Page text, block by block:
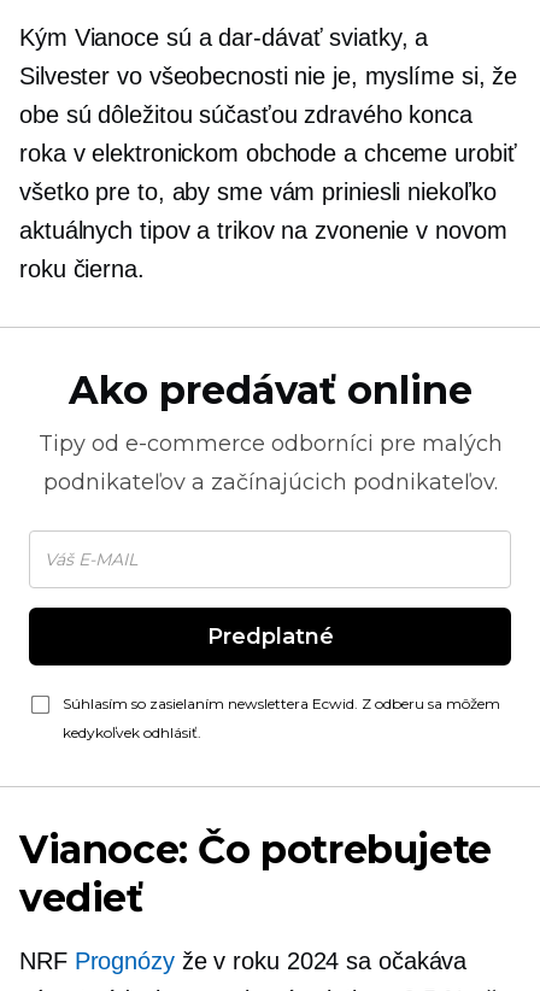
Kým Vianoce sú adar-dávaťsviatky, a
Silvester vo všeobecnosti nie je, myslíme si, že
obe sú dôležitou súčasťou zdravého konca
roka v elektronickom obchode a chceme urobiť
všetko pre to, aby sme vám priniesli niekoľko
aktuálnych tipov a trikov na zvonenie v novom
roku čierna.
Ako predávať online
Tipy od e-commerce odborníci pre malých
podnikateľov a začínajúcich podnikateľov.
Predplatné
Súhlasím so zasielaním newslettera Ecwid. Z odberu sa môžem
kedykoľvek odhlásiť.
Vianoce: Čo potrebujete
vedieť
NRF Prognózyže v roku 2024 sa očakáva